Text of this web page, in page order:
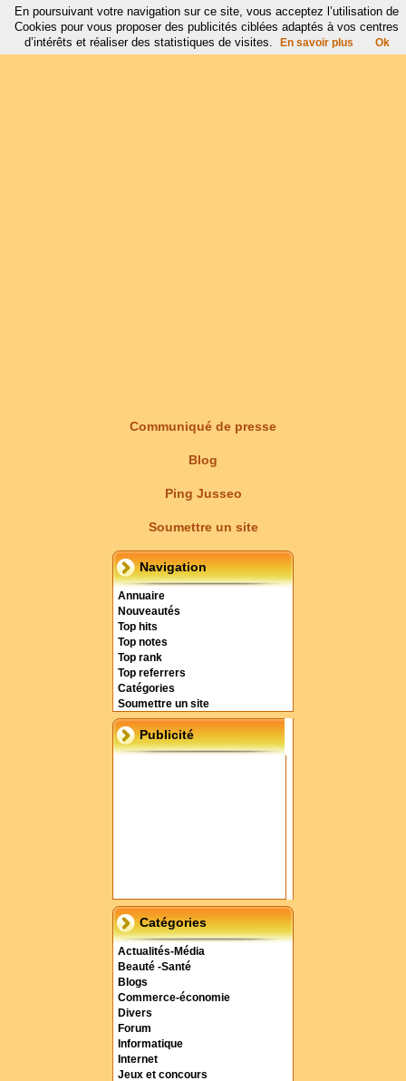
Communiqué de presse
Blog
Ping Jusseo
Soumettre un site
Navigation
Annuaire
Nouveautés
Top hits
Top notes
Top rank
Top referrers
Catégories
Soumettre un site
Publicité
Catégories
Actualités-Média
Beauté -Santé
Blogs
Commerce-économie
Divers
Forum
Informatique
Internet
Jeux et concours
En poursuivant votre navigation sur ce site, vous acceptez l’utilisation de
Cookies pour vous proposer des publicités ciblées adaptés à vos centres
d’intérêts et réaliser des statistiques de visites.
En savoir plus Ok